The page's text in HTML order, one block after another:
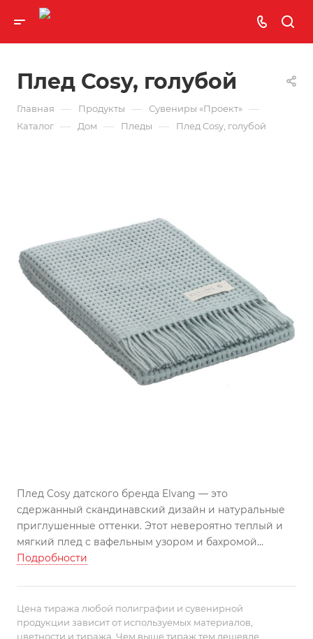
Плед Cosy, голубой
Главная — Продукты — Сувениры «Проект» —
Каталог — Дом — Пледы — Плед Cosy, голубой
Плед Cosy датского бренда Elvang — это
cдержанный скандинавский дизайн и натуральные
приглушенные оттенки. Этот невероятно теплый и
мягкий плед с вафельным узором и бахромой
подарит ощущение повышенного комфорта и
Плед с добавлением шерсти альпака подходит в
подарок как мужчине, так и женщине. Это
Подробности
Цена тиража любой полиграфии и сувенирной
продукции зависит от используемых материалов,
цветности и тиража. Чем выше тираж тем дешевле